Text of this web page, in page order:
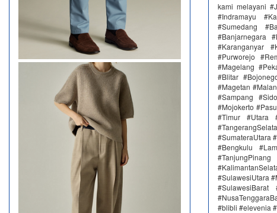
kami melayani
#Indramayu
#Sumedang
#Banjarnegara
#Karanganyar
#Purworejo
#Magelang
#Blitar
#Magetan
#Sampang
#Mojokerto
#Timur #Utara
#SumateraUtara
#Bengkulu
#SulawesiUtara
#blibli #elevenia